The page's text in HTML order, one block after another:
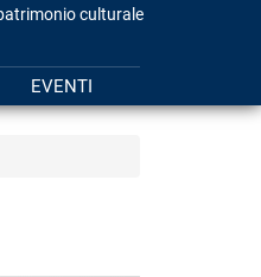
culturale
EVENTI